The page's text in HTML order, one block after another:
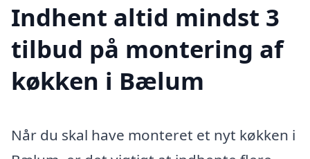
Indhent altid mindst 3
tilbud på montering af
køkken i Bælum
Når du skal have monteret et nyt køkken i